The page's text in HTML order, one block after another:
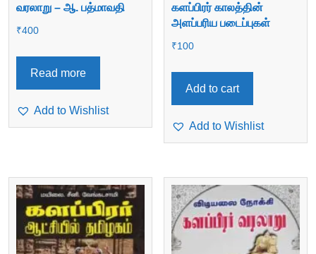
வரலாறு – ஆ. பத்மாவதி
₹400
Read more
Add to Wishlist
களப்பிரர் காலத்தின்
அளப்பரிய படைப்புகள்
₹100
Add to cart
Add to Wishlist